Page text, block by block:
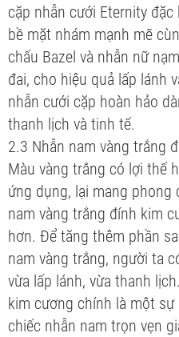
cặp nhẫn cưới Eternity
bề mặt nhám mạnh mẽ
chấu Bazel và nhẫn nữ
đai, cho hiệu quả lấp lánh
nhẫn cưới cặp hoàn hảo
thanh lịch và tinh tế.
2.3 Nhẫn nam vàng trắng
Màu vàng trắng có lợi thế
ứng dụng, lại mang phong
nam vàng trắng đính kim
hơn. Để tăng thêm phần
nam vàng trắng, người ta
vừa lấp lánh, vừa thanh
kim cương chính là một
chiếc nhẫn nam trọn vẹn